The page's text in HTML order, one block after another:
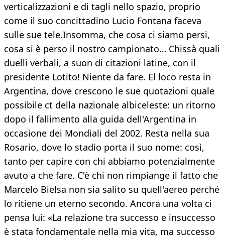
verticalizzazioni e di tagli nello spazio, proprio
come il suo concittadino Lucio Fontana faceva
sulle sue tele.Insomma, che cosa ci siamo persi,
cosa si è perso il nostro campionato… Chissà quali
duelli verbali, a suon di citazioni latine, con il
presidente Lotito! Niente da fare. El loco resta in
Argentina, dove crescono le sue quotazioni quale
possibile ct della nazionale albiceleste: un ritorno
dopo il fallimento alla guida dell'Argentina in
occasione dei Mondiali del 2002. Resta nella sua
Rosario, dove lo stadio porta il suo nome: così,
tanto per capire con chi abbiamo potenzialmente
avuto a che fare. C'è chi non rimpiange il fatto che
Marcelo Bielsa non sia salito su quell'aereo perché
lo ritiene un eterno secondo. Ancora una volta ci
pensa lui: «La relazione tra successo e insuccesso
è stata fondamentale nella mia vita, ma successo